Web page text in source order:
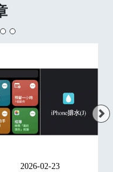
2026-02-23